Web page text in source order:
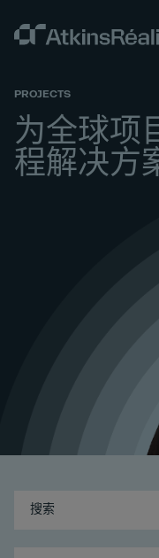
PROJECTS
为全球项
程解决方